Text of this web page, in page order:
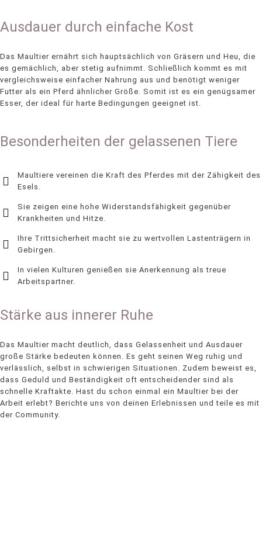
Ausdauer durch einfache Kost
Das Maultier ernährt sich hauptsächlich von Gräsern und Heu, die
es gemächlich, aber stetig aufnimmt. Schließlich kommt es mit
vergleichsweise einfacher Nahrung aus und benötigt weniger
Futter als ein Pferd ähnlicher Größe. Somit ist es ein genügsamer
Esser, der ideal für harte Bedingungen geeignet ist.
Besonderheiten der gelassenen Tiere
Maultiere vereinen die Kraft des Pferdes mit der Zähigkeit des
Esels.
Sie zeigen eine hohe Widerstandsfähigkeit gegenüber
Krankheiten und Hitze.
Ihre Trittsicherheit macht sie zu wertvollen Lastenträgern in
Gebirgen.
In vielen Kulturen genießen sie Anerkennung als treue
Arbeitspartner.
Stärke aus innerer Ruhe
Das Maultier macht deutlich, dass Gelassenheit und Ausdauer
große Stärke bedeuten können. Es geht seinen Weg ruhig und
verlässlich, selbst in schwierigen Situationen. Zudem beweist es,
dass Geduld und Beständigkeit oft entscheidender sind als
schnelle Kraftakte. Hast du schon einmal ein Maultier bei der
Arbeit erlebt? Berichte uns von deinen Erlebnissen und teile es mit
der Community.